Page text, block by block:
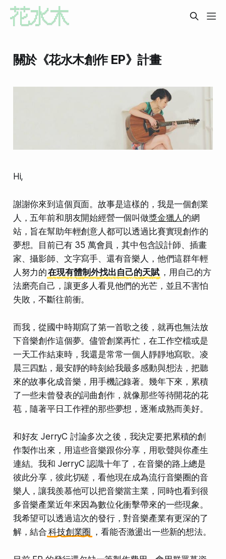
關於《花水木創作 EP》計畫
Hi,
謝謝你來到這個頁面。故事是這樣的，我是一個創業
人，五年前和朋友開始經營一個叫做獎金獵人 的網
站，旨在幫助年輕創意人都可以透過比賽實現創作的
夢想。目前已有 35 萬會員，其中包含設計師、插畫
家、攝影師、文字寫手、還有音樂人，他們這群年輕
人努力的在現有體制外找出自己的天賦 ，用自己的方
法磨亮自己，讓更多人看見他們的光芒，並且不害怕
失敗，不斷往前衝。
而我，從國中時期寫了第一首歌之後，就再也無法放
下音樂創作這個夢。儘管創業再忙，在工作空檔或是
一天工作結束時，我還是常常一個人靜靜地寫歌。凌
晨三四點，最安靜的時刻給我最多感動與想法，把聽
來的故事化成音樂，用手機記錄著。幾年下來，累積
了一些未曾發表的詞曲創作，就像那些等待開花的花
苞，隨著平日工作裡的那些夢想，逐漸成熟而美好。
和好友 JerryC 討論多次之後，我決定要把累積的創
作製作出來，用這些音樂跟你分享，用歌聲與你產生
連結。我和 JerryC 認識十年了，在音樂的路上總是
彼此分享，彼此切磋，看他現在成為流行音樂圈的音
樂人，讓我羨慕他可以把音樂當主業，同時也看到很
多音樂產業近年來因為數位化衝擊帶來的一些現象。
我希望可以透過這次的發行，對音樂產業有更深的了
解，結合 科技創業圈 ，看能否激盪出一些新的想法。